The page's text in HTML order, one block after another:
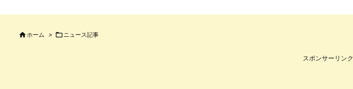
 ホーム >  ニュース記事
スポンサーリンク